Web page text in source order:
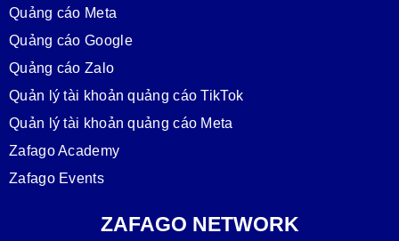
Quảng cáo Meta
Quảng cáo Google
Quảng cáo Zalo
Quản lý tài khoản quảng cáo TikTok
Quản lý tài khoản quảng cáo Meta
Zafago Academy
Zafago Events
ZAFAGO NETWORK